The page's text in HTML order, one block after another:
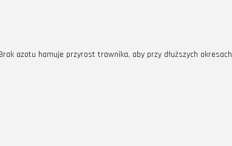
azotu hamuje przyrost trawnika, aby przy dłuższych okresach